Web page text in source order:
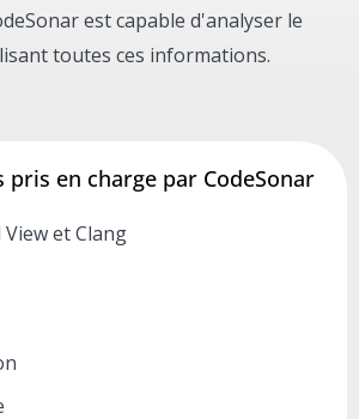
est capable d'analyser le
toutes ces informations.
pris en charge par CodeSonar
View et Clang